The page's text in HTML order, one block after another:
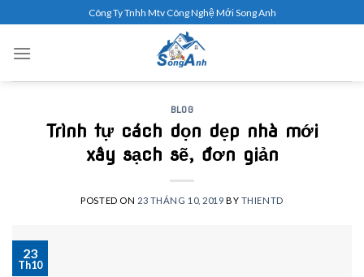
content
Công Ty Tnhh Mtv Công Nghệ Mới Song Anh
BLOG
Trình tự cách dọn dẹp nhà mới
xây sạch sẽ, đơn giản
POSTED ON 23 THÁNG 10, 2019 BY THIENTD
23
Th10